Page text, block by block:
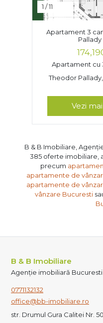
1 /11
Apartament 3
Apartament cu
Theodor
Vezi
B & B Imobiliare,
385 oferte imobiliare,
precum
apartamente de
apartamente de
vânzare Bucuresti
B & B Imobiliare
Agenție imobiliară Bucuresti
0771132132
office@bb-imobiliare.ro
str. Drumul Gura Calitei Nr.